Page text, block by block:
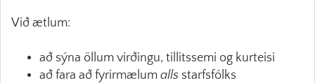
Við ætlum:
að sýna öllum virðingu, tillitssemi og kurteisi
að fara að fyrirmælum alls starfsfólks